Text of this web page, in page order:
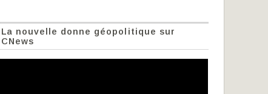
La nouvelle donne géopolitique sur
CNews